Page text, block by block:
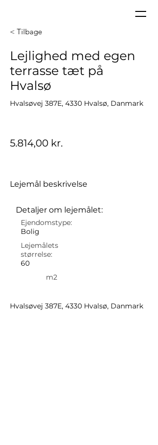
< Tilbage
Lejlighed med egen
terrasse tæt på
Hvalsø
Hvalsøvej 387E, 4330 Hvalsø, Danmark
5.814,00 kr.
Lejemål beskrivelse
Detaljer om lejemålet:
Ejendomstype:
Bolig
Lejemålets
størrelse:
60
m2
Hvalsøvej 387E, 4330 Hvalsø, Danmark